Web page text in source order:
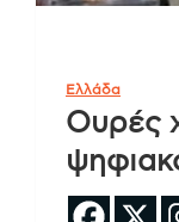
Ελλάδα
Ουρές